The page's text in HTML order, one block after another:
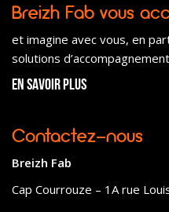
Breizh Fab vous
et imagine avec vous, en
solutions
En savoir plus
Contactez-nous
Breizh Fab
Cap Courrouze – 1A rue